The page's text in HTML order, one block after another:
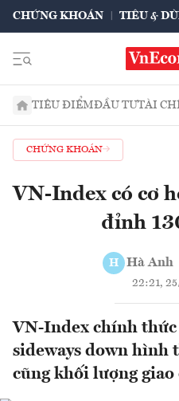
CHỨNG KHOÁN TIÊU &
TIÊU ĐIỂMĐẦU TƯTÀI
CHỨNG KHOÁN
VN-Index có cơ
đỉnh
H Hà Anh
22:21,
VN-Index chính
sideways down hình
cũng khối lượng giao